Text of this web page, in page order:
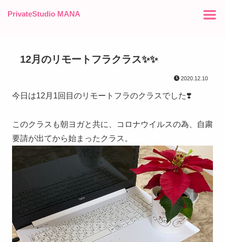
PrivateStudio MANA
12月のリモートフラクラス✨✨
2020.12.10
今日は12月1回目のリモートフラのクラスでした❣️
このクラスも朝ヨガと共に、コロナウイルスの為、自粛
要請が出てから始まったクラス。